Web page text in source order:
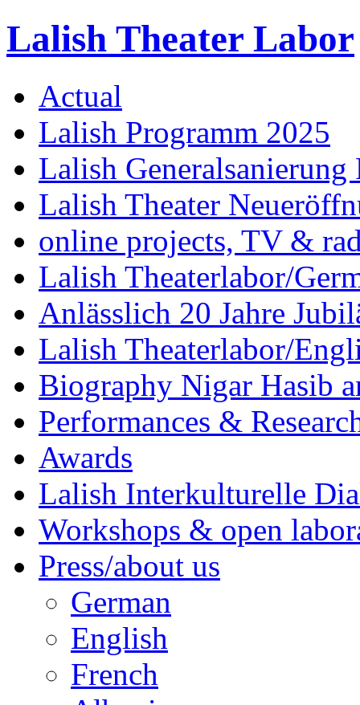
Lalish Theater Labor
Actual
Lalish Programm 2025
Lalish
Lalish Theater
online projects, TV &
Lalish Theaterlabor/
Anlässlich 20 Jahre
Lalish Theaterlabor/
Biography Nigar Hasib
Performances &
Awards
Lalish Interkulturelle
Workshops & open
Press/about us
German
English
French